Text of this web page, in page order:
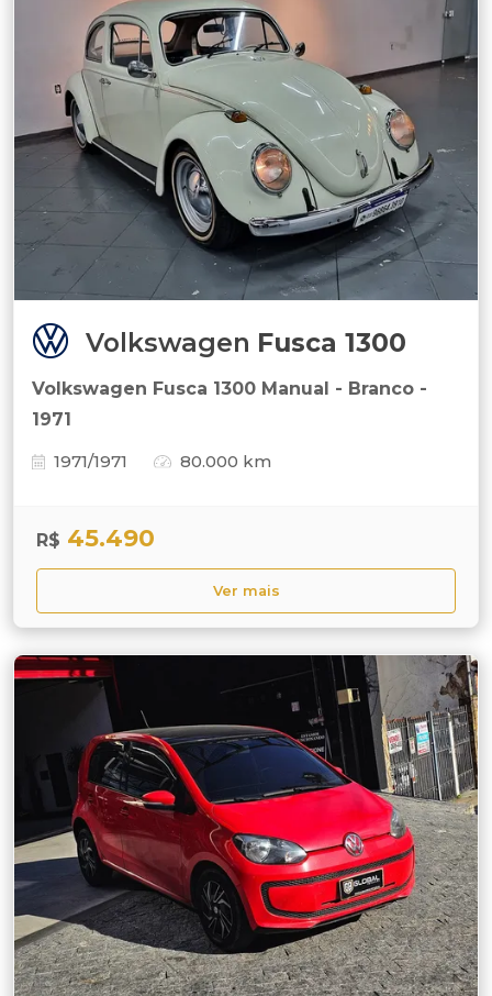
Volkswagen Fusca 1300
Volkswagen Fusca 1300 Manual - Branco -
1971
1971/1971
80.000 km
R$ 45.490
Ver mais